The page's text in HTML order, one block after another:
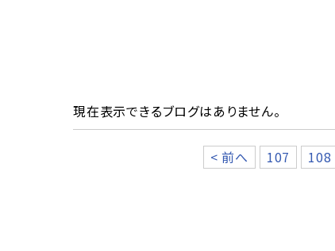
現在表示できるブログはありません。
< 前へ 107 108